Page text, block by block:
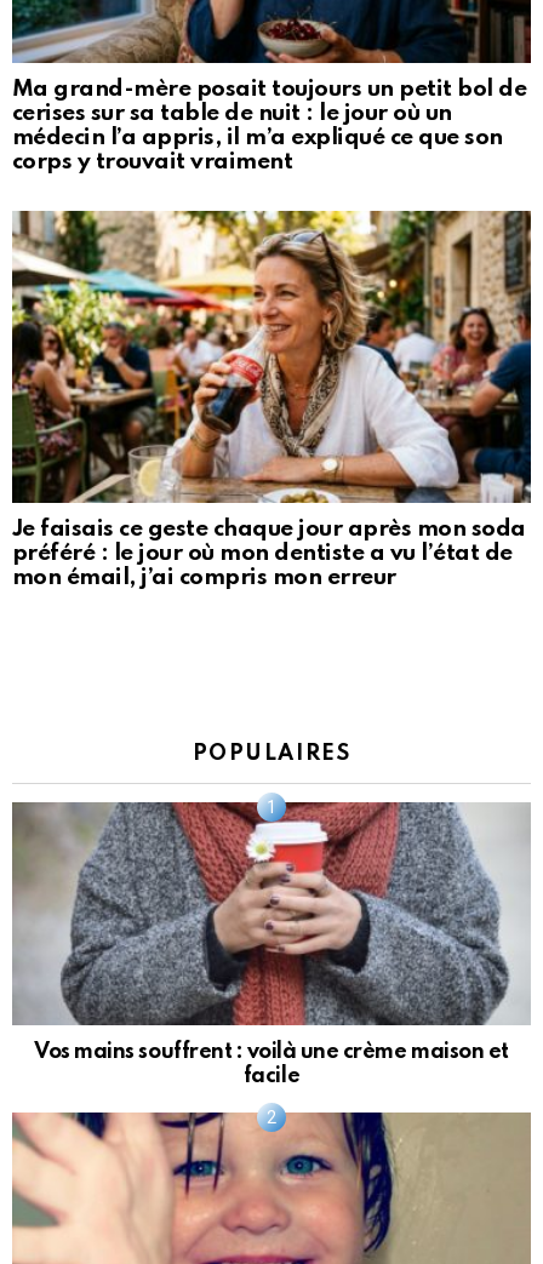
Ma grand-mère posait toujours un petit bol de
cerises sur sa table de nuit : le jour où un
médecin l’a appris, il m’a expliqué ce que son
corps y trouvait vraiment
Je faisais ce geste chaque jour après mon soda
préféré : le jour où mon dentiste a vu l’état de
mon émail, j’ai compris mon erreur
POPULAIRES
Vos mains souffrent : voilà une crème maison et
facile